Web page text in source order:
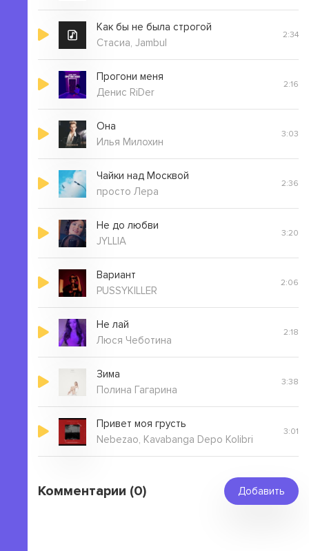
Как бы не была строгой
Стасиа, Jambul
2:34
Прогони меня
Денис RiDer
2:16
Она
Илья Милохин
3:03
Чайки над Москвой
просто Лера
2:36
Не до любви
JYLLIA
3:20
Вариант
PUSSYKILLER
2:06
Не лай
Люся Чеботина
2:18
Зима
Полина Гагарина
3:38
Привет моя грусть
Nebezao, Kavabanga Depo Kolibri
3:01
Комментарии (0) Добавить